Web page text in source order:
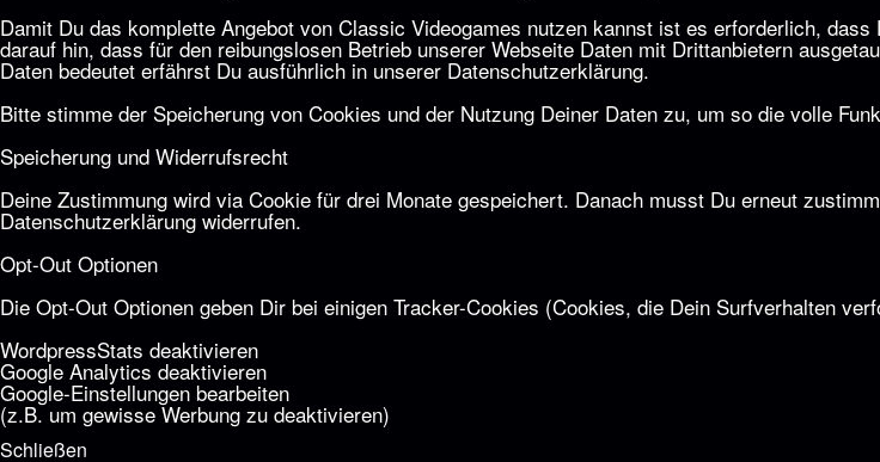
Damit Du das komplette Angebot von Classic Videogames nutzen kannst ist es erforderlich,
darauf hin, dass für den reibungslosen Betrieb unserer Webseite Daten mit Drittanbietern
Daten bedeutet erfährst Du ausführlich in unserer Datenschutzerklärung.
Bitte stimme der Speicherung von Cookies und der Nutzung Deiner Daten zu, um so die volle
Speicherung und Widerrufsrecht
Deine Zustimmung wird via Cookie für drei Monate gespeichert. Danach musst Du erneut
Datenschutzerklärung widerrufen.
Opt-Out Optionen
Die Opt-Out Optionen geben Dir bei einigen Tracker-Cookies (Cookies, die Dein Surfverhalten
Word­press­Stats de­ak­ti­vie­ren
Goog­le Ana­ly­tics de­ak­ti­vie­ren
Goog­le-Einstellungen bearbeiten
(z.B. um gewisse Werbung zu de­ak­ti­vie­ren)
Schließen